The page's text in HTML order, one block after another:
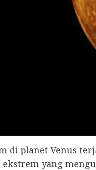
di planet Venus
yang